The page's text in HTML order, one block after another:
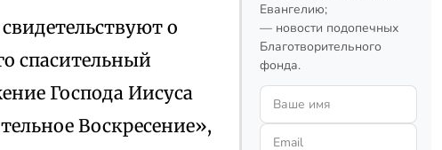
о
спасительный
Господа Иисуса
Воскресение»,
Евангелию;
— новости подопечных
Благотворительного
фонда.